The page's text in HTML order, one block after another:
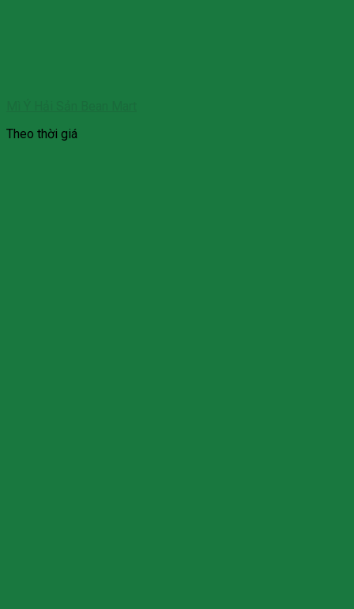
Theo thời giá